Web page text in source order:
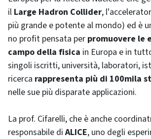
il Large Hadron Collider,
più grande e potente al mondo) ed è
no profit pensata per promuovere le
campo della fisica in Europa e in
singoli iscritti, università, laboratori,
ricerca rappresenta più di 100mila
nelle sue più disparate applicazioni.
La prof. Cifarelli, che è anche
responsabile diALICE, uno degli